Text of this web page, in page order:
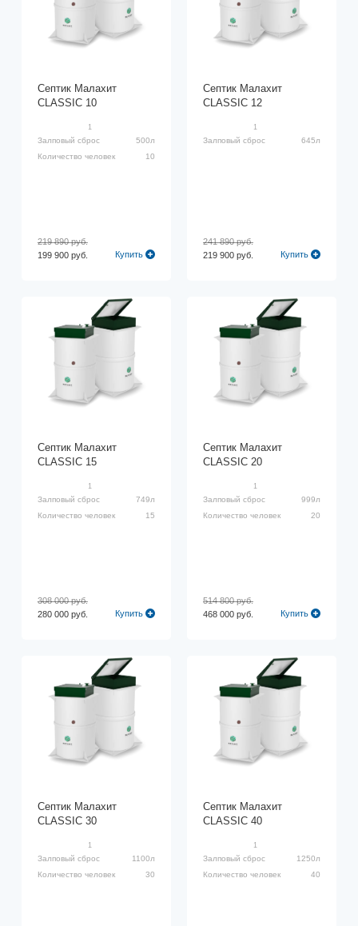
Септик Малахит
CLASSIC 10
1
Залповый сброс
500л
Количество человек
10
199 900 руб.
219 890 руб.
Купить
Септик Малахит
CLASSIC 12
1
Залповый сброс 645л
219 900 руб.
241 890 руб.
Купить
Септик Малахит
CLASSIC 15
1
Залповый сброс
749л
Количество человек
15
280 000 руб.
308 000 руб.
Купить
Септик Малахит
CLASSIC 20
1
Залповый сброс
999л
Количество человек
20
468 000 руб.
514 800 руб.
Купить
Септик Малахит
CLASSIC 30
1
Залповый сброс
1100л
Количество человек
30
Септик Малахит
CLASSIC 40
1
Залповый сброс
1250л
Количество человек
40